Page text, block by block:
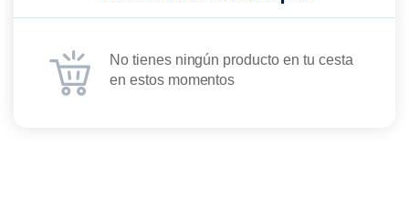
No tienes ningún producto en tu cesta
en estos momentos